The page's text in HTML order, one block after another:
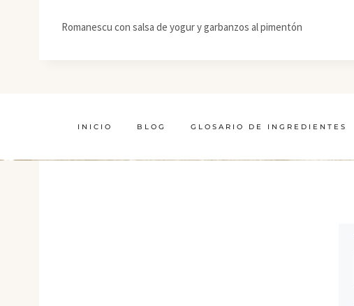
Romanescu con salsa de yogur y garbanzos al pimentón
INICIO BLOG GLOSARIO DE INGREDIENTES